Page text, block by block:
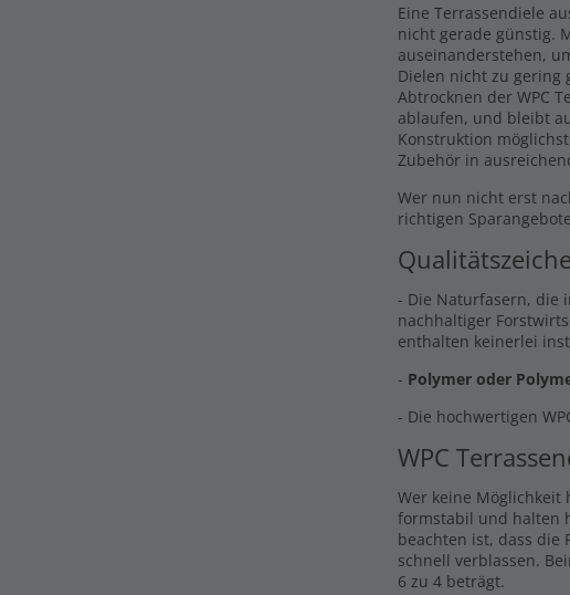
Eine Terrassendiele
nicht gerade günstig.
auseinanderstehen,
Dielen nicht zu gering
Abtrocknen der WPC
ablaufen, und bleibt
Konstruktion
Zubehör in
Wer nun nicht erst
richtigen
- Die Naturfasern, die
nachhaltiger
enthalten keinerlei
- Polymer oder
- Die hochwertigen
WPC
Wer keine Möglichkeit
formstabil und halten
beachten ist, dass
schnell verblassen.
6 zu 4 beträgt.